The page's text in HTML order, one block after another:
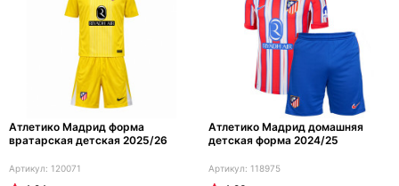
Атлетико Мадрид форма
вратарская детская 2025/26
120071
Атлетико Мадрид домашняя
детская форма 2024/25
118975